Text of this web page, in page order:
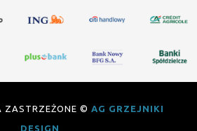
ZASTRZEŻONE © AG GRZEJNIKI
DESIGN